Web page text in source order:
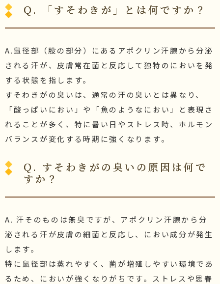
Q. 「すそわきが」とは何ですか？
A.鼠径部（股の部分）にあるアポクリン汗腺から分泌
される汗が、皮膚常在菌と反応して独特のにおいを発
する状態を指します。
すそわきがの臭いは、通常の汗の臭いとは異なり、
「酸っぱいにおい」や「魚のようなにおい」と表現さ
れることが多く、特に暑い日やストレス時、ホルモン
バランスが変化する時期に強くなります。
Q. すそわきがの臭いの原因は何で
すか？
A. 汗そのものは無臭ですが、アポクリン汗腺から分
泌される汗が皮膚の細菌と反応し、におい成分が発生
します。
特に鼠径部は蒸れやすく、菌が増殖しやすい環境であ
るため、においが強くなりがちです。ストレスや思春